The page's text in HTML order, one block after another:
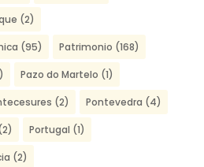
(2)
(95) Patrimonio (168)
Pazo do Martelo (1)
(2) Pontevedra (4)
Portugal (1)
(2)